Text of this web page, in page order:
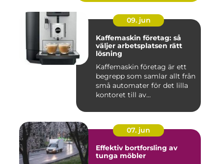
09. jun
Kaffemaskin företag: så
väljer arbetsplatsen rätt
lösning
Kaffemaskin företag är ett
begrepp som samlar allt från
små automater för det lilla
kontoret till av...
07. jun
Effektiv bortforsling av
tunga möbler